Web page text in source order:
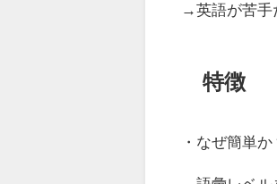
→英語が苦手
特徴
・なぜ簡単か